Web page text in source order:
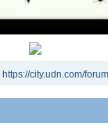
https://city.udn.com/